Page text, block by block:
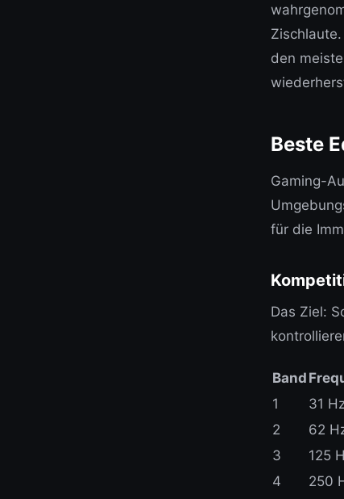
den
Beste
Gaming-
für die
Das Ziel:
Band
1
31 Hz
2
62
3
125
4
250